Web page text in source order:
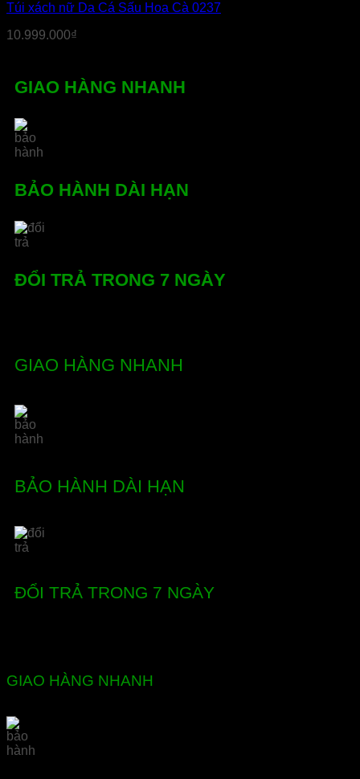
Túi xách nữ Da Cá Sấu Hoa Cà 0237
10.999.000₫
GIAO HÀNG NHANH
BẢO HÀNH DÀI HẠN
ĐỔI TRẢ TRONG 7 NGÀY
GIAO HÀNG NHANH
BẢO HÀNH DÀI HẠN
ĐỔI TRẢ TRONG 7 NGÀY
GIAO HÀNG NHANH